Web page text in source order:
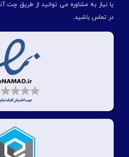
یا نیاز به مشاوره می توانید از طریق
در تماس باشید.